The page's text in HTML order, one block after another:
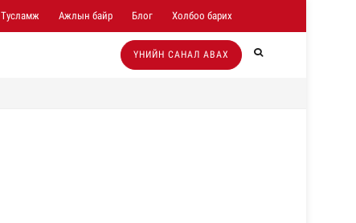
Тусламж Ажлын байр Блог Холбоо барих
ҮНИЙН САНАЛ АВАХ